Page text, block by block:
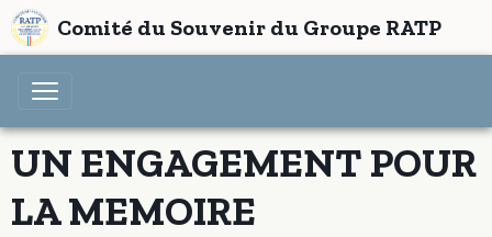
Comité du Souvenir du Groupe RATP
UN ENGAGEMENT POUR
LA MEMOIRE